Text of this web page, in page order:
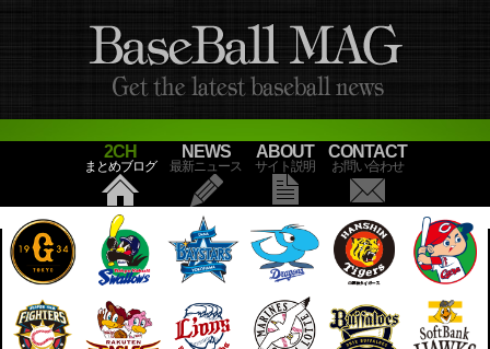
2CH
まとめブログ
NEWS
最新ニュース
ABOUT
サイト説明
CONTACT
お問い合わせ